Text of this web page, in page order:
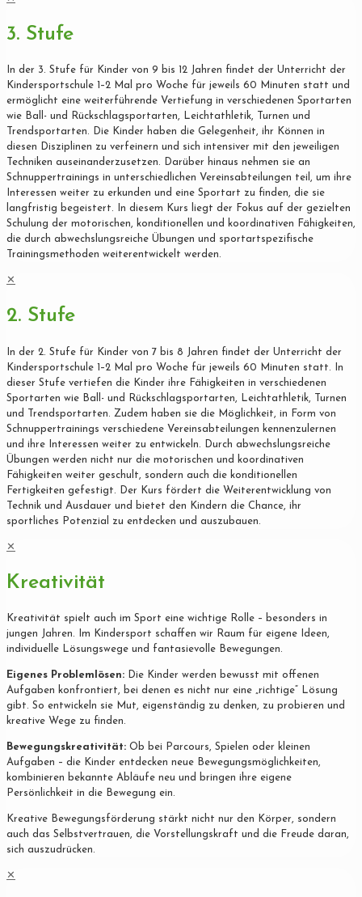
3. Stufe
In der 3. Stufe für Kinder von 9 bis 12 Jahren findet der Unterricht der
Kindersportschule 1–2 Mal pro Woche für jeweils 60 Minuten statt und
ermöglicht eine weiterführende Vertiefung in verschiedenen Sportarten
wie Ball- und Rückschlagsportarten, Leichtathletik, Turnen und
Trendsportarten. Die Kinder haben die Gelegenheit, ihr Können in
diesen Disziplinen zu verfeinern und sich intensiver mit den jeweiligen
Techniken auseinanderzusetzen. Darüber hinaus nehmen sie an
Schnuppertrainings in unterschiedlichen Vereinsabteilungen teil, um ihre
Interessen weiter zu erkunden und eine Sportart zu finden, die sie
langfristig begeistert. In diesem Kurs liegt der Fokus auf der gezielten
Schulung der motorischen, konditionellen und koordinativen Fähigkeiten,
die durch abwechslungsreiche Übungen und sportartspezifische
Trainingsmethoden weiterentwickelt werden.
✕
2. Stufe
In der 2. Stufe für Kinder von 7 bis 8 Jahren findet der Unterricht der
Kindersportschule 1–2 Mal pro Woche für jeweils 60 Minuten statt. In
dieser Stufe vertiefen die Kinder ihre Fähigkeiten in verschiedenen
Sportarten wie Ball- und Rückschlagsportarten, Leichtathletik, Turnen
und Trendsportarten. Zudem haben sie die Möglichkeit, in Form von
Schnuppertrainings verschiedene Vereinsabteilungen kennenzulernen
und ihre Interessen weiter zu entwickeln. Durch abwechslungsreiche
Übungen werden nicht nur die motorischen und koordinativen
Fähigkeiten weiter geschult, sondern auch die konditionellen
Fertigkeiten gefestigt. Der Kurs fördert die Weiterentwicklung von
Technik und Ausdauer und bietet den Kindern die Chance, ihr
sportliches Potenzial zu entdecken und auszubauen.
✕
Kreativität
Kreativität spielt auch im Sport eine wichtige Rolle – besonders in
jungen Jahren. Im Kindersport schaffen wir Raum für eigene Ideen,
individuelle Lösungswege und fantasievolle Bewegungen.
Eigenes Problemlösen: Die Kinder werden bewusst mit offenen
Aufgaben konfrontiert, bei denen es nicht nur eine „richtige“ Lösung
gibt. So entwickeln sie Mut, eigenständig zu denken, zu probieren und
kreative Wege zu finden.
Bewegungskreativität: Ob bei Parcours, Spielen oder kleinen
Aufgaben – die Kinder entdecken neue Bewegungsmöglichkeiten,
kombinieren bekannte Abläufe neu und bringen ihre eigene
Persönlichkeit in die Bewegung ein.
Kreative Bewegungsförderung stärkt nicht nur den Körper, sondern
auch das Selbstvertrauen, die Vorstellungskraft und die Freude daran,
sich auszudrücken.
✕